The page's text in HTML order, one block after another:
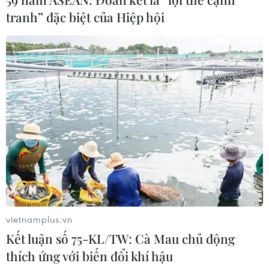
Hà Nội sắp xếp trường học - cuộc
chuyển đổi về tư duy quản trị giáo
dục
08/08/2026 02:51
Xem thêm
CƠ QUAN CHỦ QUẢN: THÔNG TẤN XÃ VIỆT NAM
Tổng Biên tập: TRẦN TIẾN DUẨN
tranh” đặc biệt của Hiệp hội
vietnamplus.vn
Kết luận số 75-KL/TW: Cà Mau chủ động
thích ứng với biến đổi khí hậu